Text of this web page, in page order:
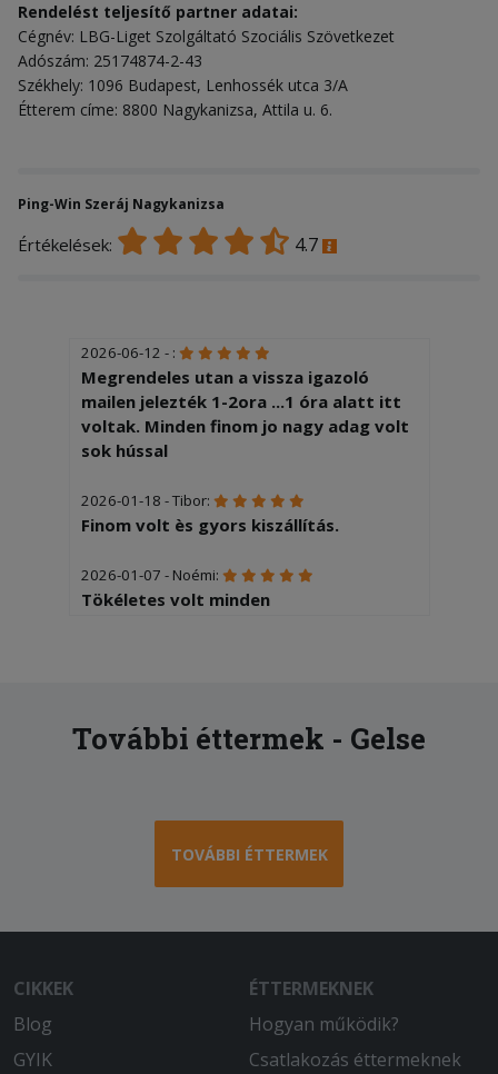
Rendelést teljesítő partner adatai:
Cégnév: LBG-Liget Szolgáltató Szociális Szövetkezet
Adószám: 25174874-2-43
Székhely: 1096 Budapest, Lenhossék utca 3/A
Étterem címe: 8800 Nagykanizsa, Attila u. 6.
Ping-Win Szeráj Nagykanizsa
Értékelések: 4.7
2026-06-12 - :
Megrendeles utan a vissza igazoló
mailen jelezték 1-2ora ...1 óra alatt itt
voltak. Minden finom jo nagy adag volt
sok hússal
2026-01-18 - Tibor:
Finom volt ès gyors kiszállítás.
2026-01-07 - Noémi:
Tökéletes volt minden
További éttermek - Gelse
TOVÁBBI ÉTTERMEK
CIKKEK
Blog
GYIK
ÉTTERMEKNEK
Hogyan működik?
Csatlakozás éttermeknek